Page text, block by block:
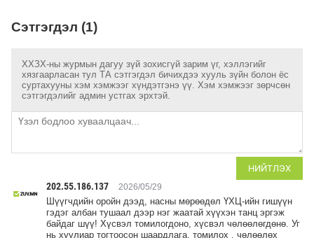
Сэтгэгдэл (1)
ХХЗХ-ны журмын дагуу зүй зохисгүй зарим үг, хэллэгийг
хязгаарласан тул ТА сэтгэгдэл бичихдээ хууль зүйн болон ёс
суртахууны хэм хэмжээг хүндэтгэнэ үү. Хэм хэмжээг зөрчсөн
сэтгэгдэлийг админ устгах эрхтэй.
НИЙТЛЭХ
202.55.186.137 2026/05/29
Шүүгчдийн оройн дээд, насны мөрөөдөл ҮХЦ-ийн гишүүн
гэдэг албан тушаал дээр нэг жаатай хүүхэн танц эргэж
байдаг шүү! Хүсвэл томилогдоно, хүсвэл чөлөөлөгдөнө. Уг
нь хуулиар тогтоосон шаардлага, томилох , чөлөөлөх